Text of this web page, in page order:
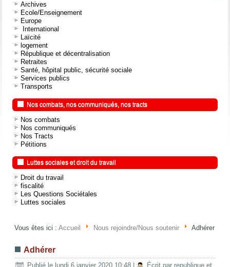
Archives
Ecole/Enseignement
Europe
International
Laïcité
logement
République et décentralisation
Retraites
Santé, hôpital public, sécurité sociale
Services publics
Transports
Nos combats, nos communiqués, nos tracts
Nos combats
Nos communiqués
Nos Tracts
Pétitions
Luttes sociales et droit du travail
Droit du travail
fiscalité
Les Questions Sociétales
Luttes sociales
Vous êtes ici :Accueil Nous rejoindre/Nous soutenir Adhérer
Adhérer
Publié le lundi 6 janvier 2020 10:48
Écrit par republique et